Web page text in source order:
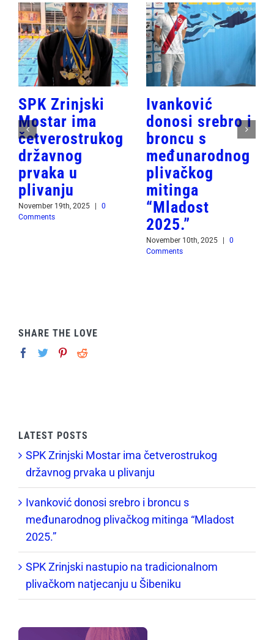
SPK Zrinjski
Mostar ima
četverostrukog
državnog
prvaka u
plivanju
November 19th, 2025 |
0
Comments
Ivanković
donosi srebro i
broncu s
međunarodnog
plivačkog
mitinga
“Mladost
2025.”
November 10th, 2025 |
0
Comments
SHARE THE LOVE
LATEST POSTS
SPK Zrinjski Mostar ima četverostrukog
državnog prvaka u plivanju
Ivanković donosi srebro i broncu s
međunarodnog plivačkog mitinga “Mladost
2025.”
SPK Zrinjski nastupio na tradicionalnom
plivačkom natjecanju u Šibeniku